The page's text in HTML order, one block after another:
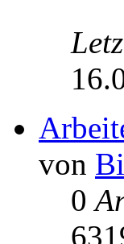
von
0